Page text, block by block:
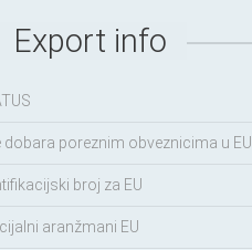
Export info
dobara poreznim obveznicima u EU
broj za EU
aranžmani EU